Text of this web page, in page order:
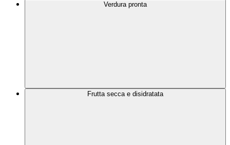
Verdura pronta
Frutta secca e disidratata